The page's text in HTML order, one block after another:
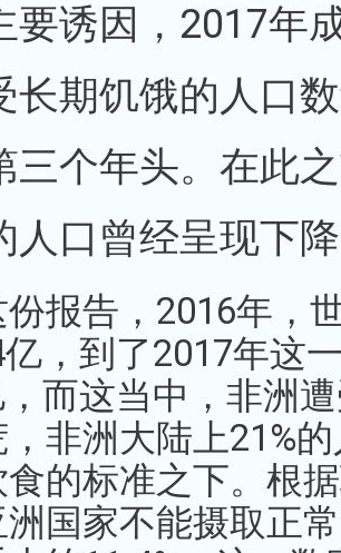
要诱因，2017年
长期饥饿的人口
三个年头。在此
人口曾经呈现下
报告，2016年，
，到了2017年这
而这当中，非洲
非洲大陆上21%
的标准之下。根
国家不能摄取正